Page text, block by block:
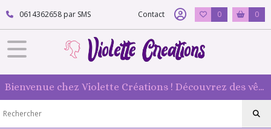
0614362658 par SMS Contact 0 0
Bienvenue chez Violette Créations ! Découvrez des vêtements faits main pour vos poupées mannequin : originaux et 100 % fabriqués en France